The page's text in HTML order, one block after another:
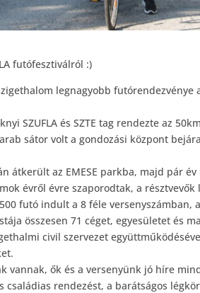
futófesztiválról :)
legnagyobb futórendezvénye
SZUFLA és SZTE tag rendezte az
sátor volt a gondozási központ
átkerült az EMESE parkba, majd pár
évről évre szaporodtak, a
futó indult a 8 féle versenyszámban,
összesen 71 céget, egyesületet és
civil szervezet
vannak, ők és a versenyünk jó híre
családias rendezést, a barátságos